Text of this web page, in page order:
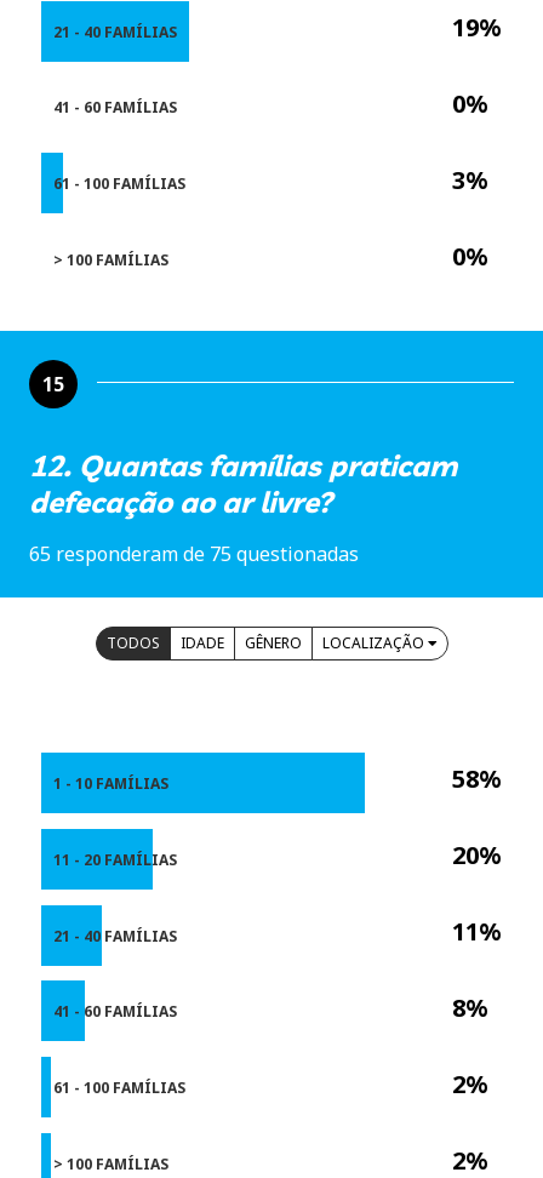
19%
0%
3%
0%
21 - 40 FAMÍLIAS
41 - 60 FAMÍLIAS
61 - 100 FAMÍLIAS
> 100 FAMÍLIAS
15
12. Quantas famílias praticam
defecação ao ar livre?
65 responderam de 75 questionadas
TODOS IDADE GÊNERO LOCALIZAÇÃO
58%
20%
11%
8%
2%
2%
1 - 10 FAMÍLIAS
11 - 20 FAMÍLIAS
21 - 40 FAMÍLIAS
41 - 60 FAMÍLIAS
61 - 100 FAMÍLIAS
> 100 FAMÍLIAS